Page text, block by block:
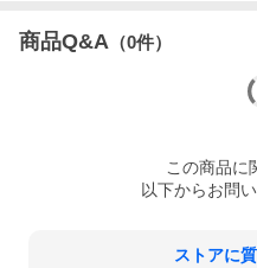
商品Q&A （0件）
この商品に
以下からお問
ストアに